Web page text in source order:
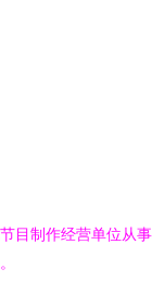
目制作经营单位从